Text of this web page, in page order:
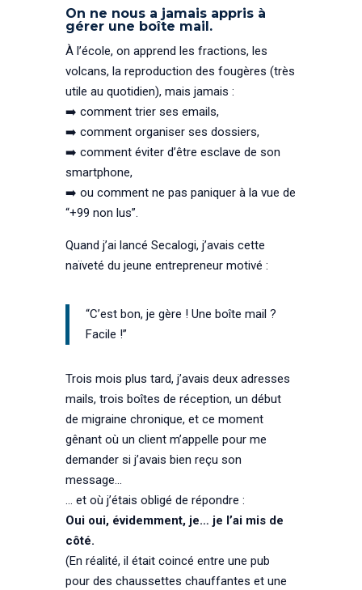
On ne nous a jamais appris à
gérer une boîte mail.
À l’école, on apprend les fractions, les
volcans, la reproduction des fougères (très
utile au quotidien), mais jamais :
➡️ comment trier ses emails,
➡️ comment organiser ses dossiers,
➡️ comment éviter d’être esclave de son
smartphone,
➡️ ou comment ne pas paniquer à la vue de
“+99 non lus”.
Quand j’ai lancé Secalogi, j’avais cette
naïveté du jeune entrepreneur motivé :
“C’est bon, je gère ! Une boîte mail ?
Facile !”
Trois mois plus tard, j’avais deux adresses
mails, trois boîtes de réception, un début
de migraine chronique, et ce moment
gênant où un client m’appelle pour me
demander si j’avais bien reçu son
message…
… et où j’étais obligé de répondre :
Oui oui, évidemment, je… je l’ai mis de
côté.
(En réalité, il était coincé entre une pub
pour des chaussettes chauffantes et une